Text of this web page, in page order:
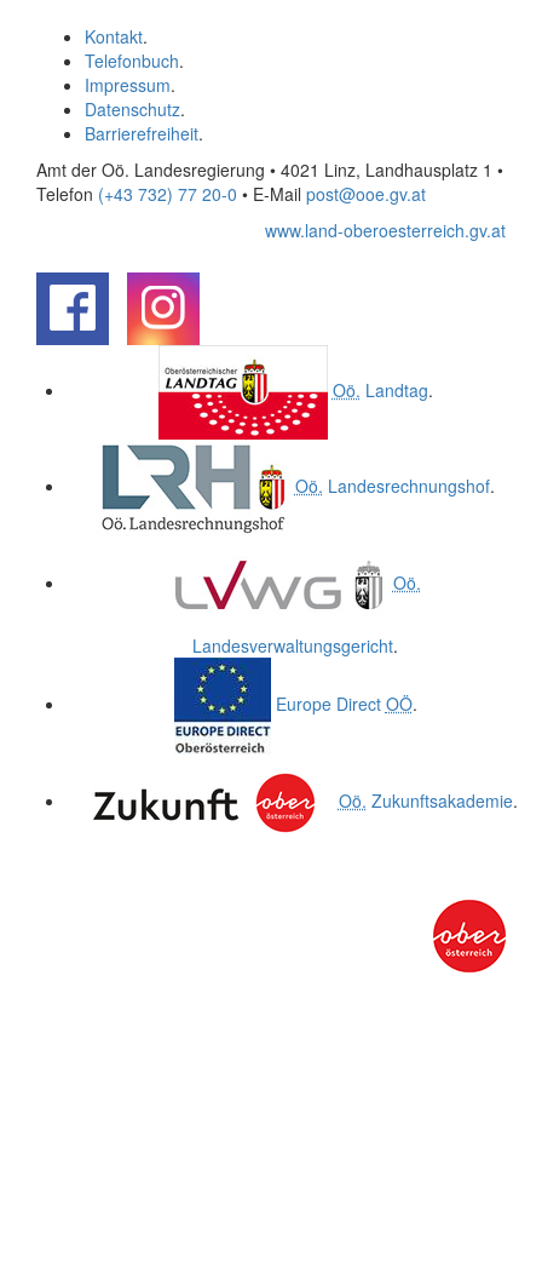
Kontakt.
Telefonbuch.
Impressum.
Datenschutz.
Barrierefreiheit.
Amt der Oö. Landesregierung • 4021 Linz, Landhausplatz 1 •
Telefon (+43 732) 77 20-0 • E-Mail post@ooe.gv.at
www.land-oberoesterreich.gv.at
Oö. Landtag.
Oö. Landesrechnungshof.
Oö.
Landesverwaltungsgericht.
Europe Direct OÖ.
Oö. Zukunftsakademie.